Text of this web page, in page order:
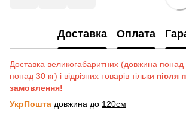
Доставка Оплата
Доставка великогабаритних (довжина
понад 30 кг) і відрізних товарів тільки після
замовлення!
УкрПошта довжина до 120см